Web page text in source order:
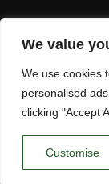
We value
We use cookies
personalised
clicking "Accept
Customise
BAU, Centro
Copyright ©
Aviso Legal